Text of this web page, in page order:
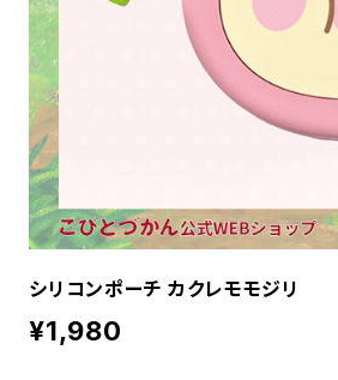
シリコンポーチ カクレモモジリ
¥1,980